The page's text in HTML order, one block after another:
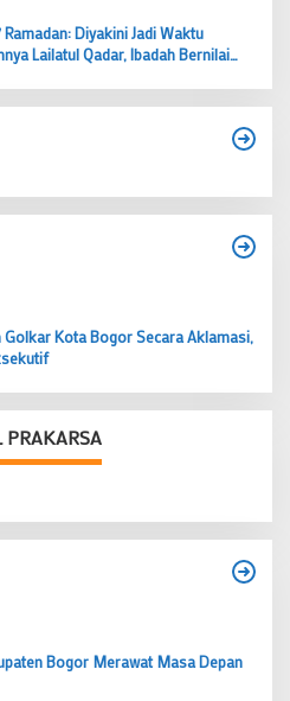
Diyakini Jadi Waktu
Lailatul Qadar, Ibadah Bernilai
Golkar Kota Bogor Secara Aklamasi,
PRAKARSA
Bogor Merawat Masa Depan